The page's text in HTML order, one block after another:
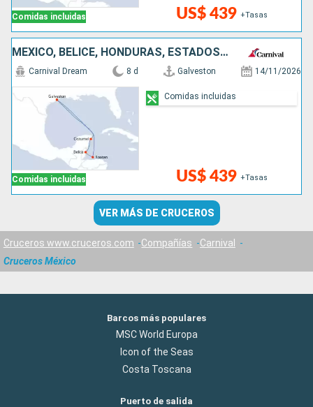
Comidas incluidas US$ 439 +Tasas
MÉXICO, BELICE, HONDURAS, ESTADOS UNIDOS
Comidas incluidas
Carnival Dream 8 d Galveston 14/11/2026
US$ 439 +Tasas
Comidas incluidas
VER MÁS DE CRUCEROS
Cruceros www.cruceros.com Compañías
Carnival
Cruceros México
Barcos más populares
MSC World Europa
Icon of the Seas
Costa Toscana
Puerto de salida